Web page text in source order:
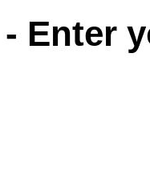
Enter